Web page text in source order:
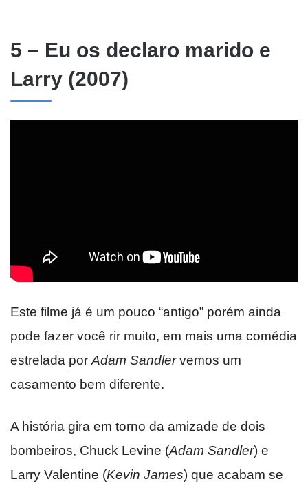
5 – Eu os declaro marido e
Larry (2007)
Este filme já é um pouco “antigo” porém ainda
pode fazer você rir muito, em mais uma comédia
estrelada porAdam Sandlervemos um
casamento bem diferente.
A história gira em torno da amizade de dois
bombeiros, Chuck Levine (Adam Sandler) e
Larry Valentine (Kevin James) que acabam se